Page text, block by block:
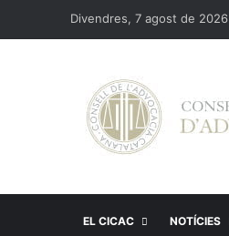
Divendres, 7 agost de 2026
EL CICAC NOTÍCIES